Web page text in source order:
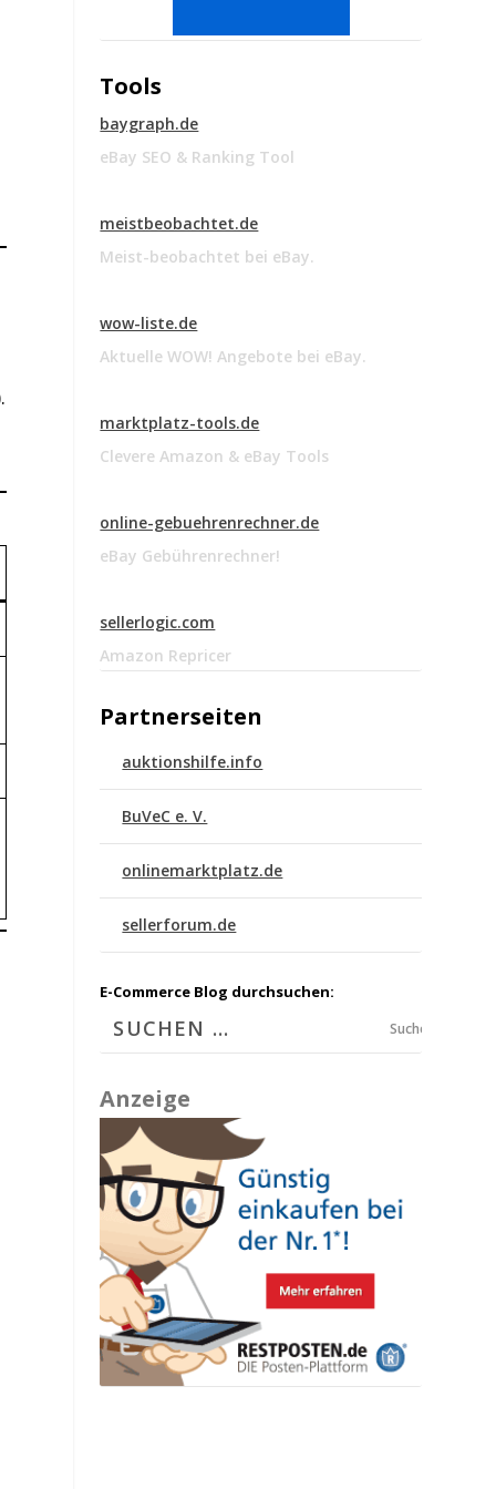
Tools
baygraph.de
eBay SEO & Ranking Tool
meistbeobachtet.de
Meist-beobachtet bei eBay.
wow-liste.de
Aktuelle WOW! Angebote bei eBay.
marktplatz-tools.de
Clevere Amazon & eBay Tools
online-gebuehrenrechner.de
eBay Gebührenrechner!
sellerlogic.com
Amazon Repricer
Partnerseiten
auktionshilfe.info
BuVeC e. V.
onlinemarktplatz.de
sellerforum.de
E-Commerce Blog durchsuchen:
Suchen
Anzeige